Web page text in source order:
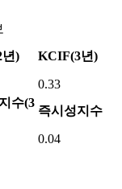
) KCIF(3년)
0.33
수(3
즉시성지수
0.04